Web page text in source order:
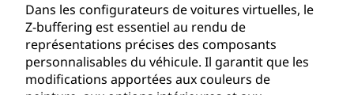
Dans les configurateurs de voitures virtuelles, le
Z-buffering est essentiel au rendu de
représentations précises des composants
personnalisables du véhicule. Il garantit que les
modifications apportées aux couleurs de